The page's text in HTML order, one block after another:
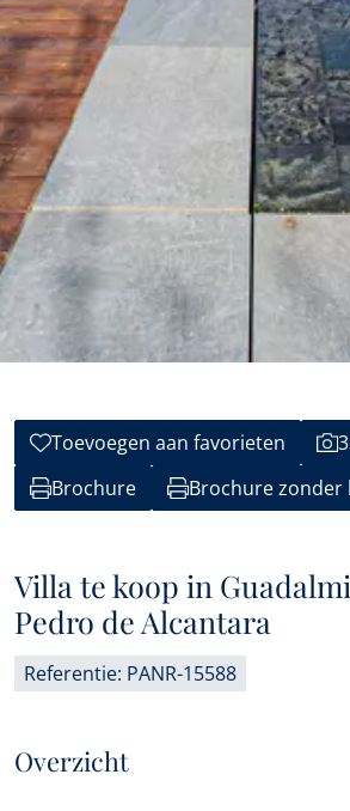
Toevoegen aan favorieten
Brochure
Brochure zonder
Villa te koop in
Pedro de Alcantara
Referentie: PANR-15588
Overzicht